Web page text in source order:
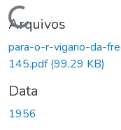
Carregando...
Arquivos
para-o-r-vigario-da-
145.pdf(99,29 KB)
Data
1956